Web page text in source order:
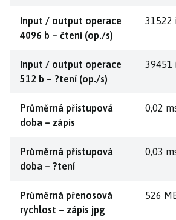
Input / output operace
4096 b – čtení (op./s)
31522
Input / output operace
512 b – ?tení (op./s)
39451
Průměrná přístupová
doba – zápis
0,02
Průměrná přístupová
doba – ?tení
0,03
Průměrná přenosová
rychlost – zápis jpg
526